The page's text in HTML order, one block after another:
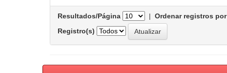
Resultados/Página | Ordenar registros por
Registro(s)